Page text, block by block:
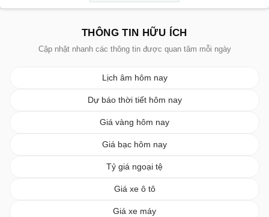
THÔNG TIN HỮU ÍCH
Cập nhật nhanh các thông tin được quan tâm mỗi ngày
Lịch âm hôm nay
Dự báo thời tiết hôm nay
Giá vàng hôm nay
Giá bạc hôm nay
Tỷ giá ngoại tệ
Giá xe ô tô
Giá xe máy